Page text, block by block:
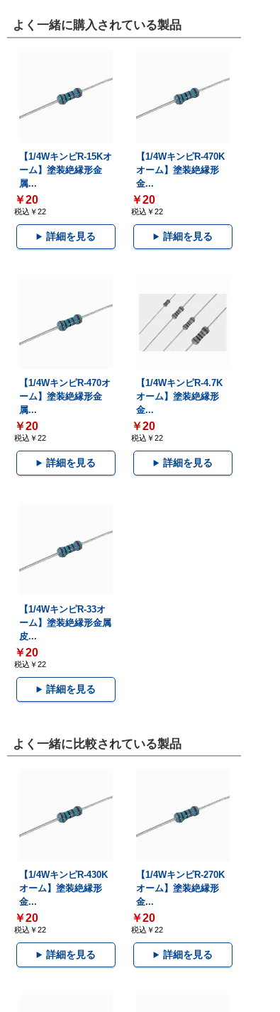
よく一緒に購入されている製品
【1/4WキンピR-15Kオ
ーム】塗装絶縁形金
属...
￥20
税込￥22
詳細を見る
【1/4WキンピR-470K
オーム】塗装絶縁形
金...
￥20
税込￥22
詳細を見る
【1/4WキンピR-470オ
ーム】塗装絶縁形金
属...
￥20
税込￥22
詳細を見る
【1/4WキンピR-4.7K
オーム】塗装絶縁形
金...
￥20
税込￥22
詳細を見る
【1/4WキンピR-33オ
ーム】塗装絶縁形金属
皮...
￥20
税込￥22
詳細を見る
よく一緒に比較されている製品
【1/4WキンピR-430K
オーム】塗装絶縁形
金...
￥20
税込￥22
詳細を見る
【1/4WキンピR-270K
オーム】塗装絶縁形
金...
￥20
税込￥22
詳細を見る